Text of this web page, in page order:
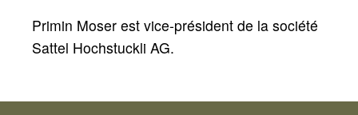
Primin Moser est vice-président de la société
Sattel Hochstuckli AG.